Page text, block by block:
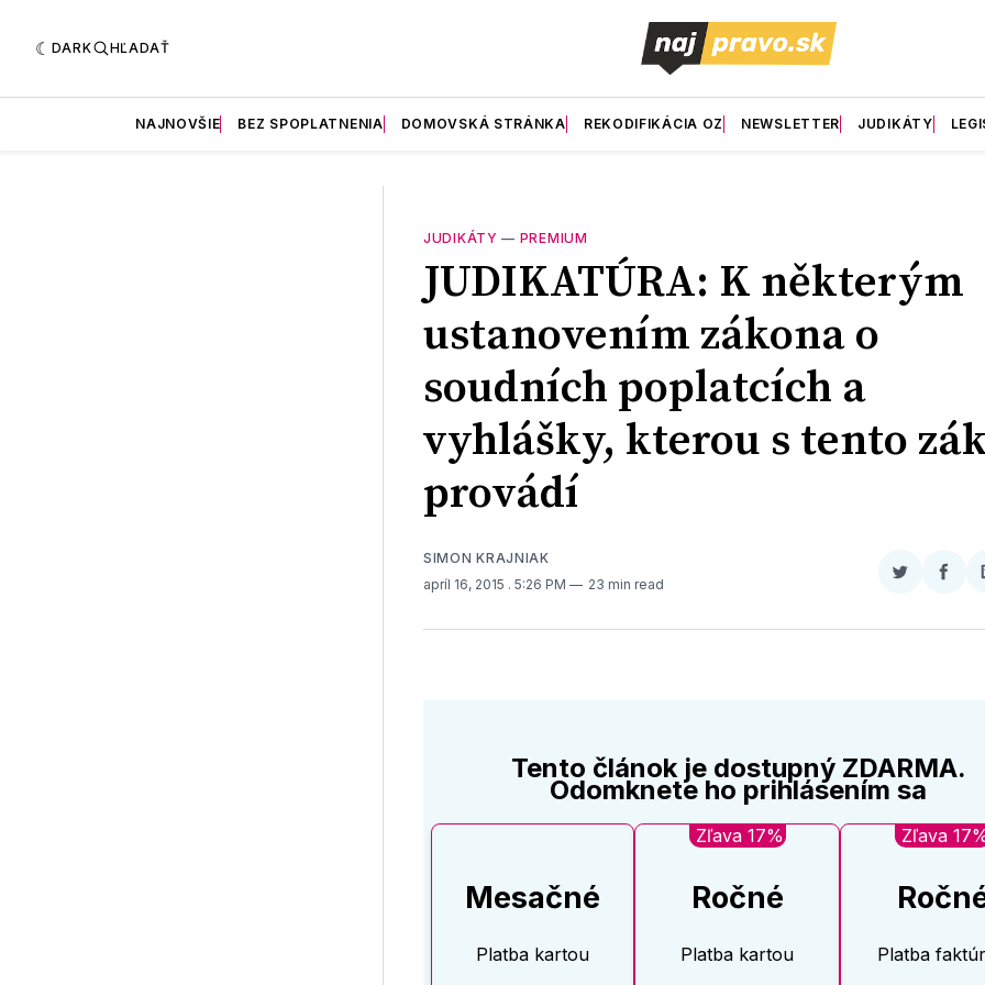
DARK HĽADAŤ
NAJNOVŠIE BEZ SPOPLATNENIA DOMOVSKÁ STRÁNKA REKODIFIKÁCIA OZ NEWSLETTER JUDIKÁTY
JUDIKÁTY — PREMIUM
JUDIKATÚRA: K některým
ustanovením zákona o
soudních poplatcích a
vyhlášky, kterou s tento
provádí
SIMON KRAJNIAK
apríl 16, 2015 . 5:26 PM 23 min read
Zdieľať
Twitter
Tento článok je dostupný ZDARMA.
Odomknete ho prihlásením sa
Mesačné
Platba kartou
Zľava 17%
Ročné
Platba kartou
Zľava
Platba